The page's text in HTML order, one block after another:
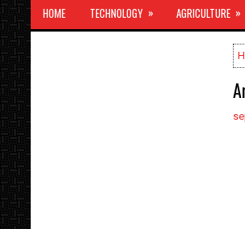
HOME TECHNOLOGY » AGRICULTURE »